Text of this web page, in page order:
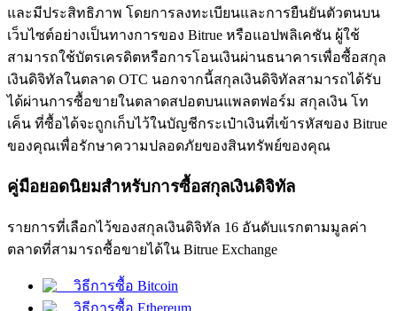
ฟิวเจอร์สสกุลเงินดิจิทัล
TradFi
อนุพันธ์ของหุ้น ฟอเร็กซ์ โลหะมีค่า และสินค้าโภคภัณฑ์
ฟิวเจอร์ส USDC
และมีประสิทธิภาพ โดยการลงทะเบียนและการยืนยันตัวตนบน
เว็บไซต์อย่างเป็นทางการของ Bitrue หรือแอปพลิเคชัน ผู้ใช้
สามารถใช้บัตรเครดิตหรือการโอนเงินผ่านธนาคารเพื่อซื้อสกุล
เงินดิจิทัลในตลาด OTC นอกจากนี้สกุลเงินดิจิทัลสามารถได้รับ
ได้ผ่านการซื้อขายในตลาดสปอตบนแพลตฟอร์ม สกุลเงิน โท
เค็น ที่ซื้อได้จะถูกเก็บไว้ในบัญชีกระเป๋าเงินที่เข้ารหัสของ Bitrue
ของคุณเพื่อรักษาความปลอดภัยของสินทรัพย์ของคุณ
คู่มือยอดนิยมสำหรับการซื้อสกุลเงินดิจิทัล
รายการที่เลือกไว้ของสกุลเงินดิจิทัล 16 อันดับแรกตามมูลค่า
ตลาดที่สามารถซื้อขายได้ใน Bitrue Exchange
วิธีการซื้อ Bitcoin
วิธีการซื้อ Ethereum